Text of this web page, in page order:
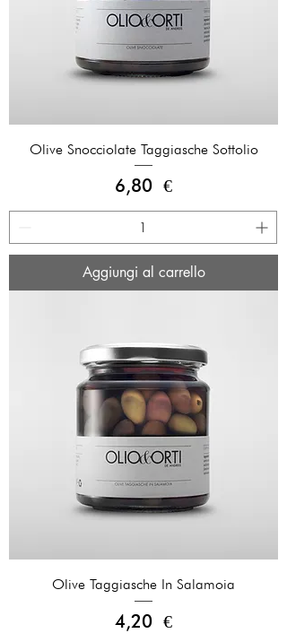
Olive Snocciolate Taggiasche Sottolio
Prezzo
6,80 €
Aggiungi al carrello
Olive Taggiasche In Salamoia
Prezzo
4,20 €